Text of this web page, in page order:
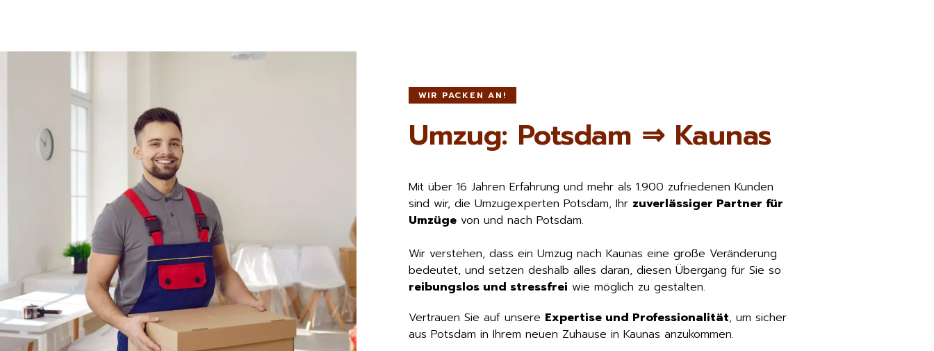
WIR PACKEN AN!
Umzug: Potsdam ⇒ Kaunas
Mit über 16 Jahren Erfahrung und mehr als 1.900 zufriedenen Kunden
sind wir, die Umzugexperten Potsdam, Ihr zuverlässiger Partner für
Umzügevon und nach Potsdam.
Wir verstehen, dass ein Umzug nach Kaunas eine große Veränderung
bedeutet, und setzen deshalb alles daran, diesen Übergang für Sie so
reibungslos und stressfrei wie möglich zu gestalten.
Vertrauen Sie auf unsere Expertise und Professionalität, um sicher
aus Potsdam in Ihrem neuen Zuhause in Kaunas anzukommen.